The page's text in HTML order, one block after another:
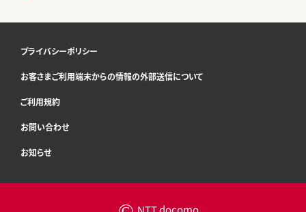
プライバシーポリシー
お客さまご利用端末からの情報の外部送信について
ご利用規約
お問い合わせ
お知らせ